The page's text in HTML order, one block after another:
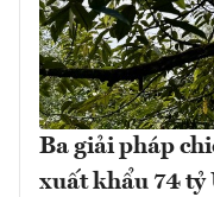
Ba giải pháp
xuất khẩu 74 tỷ